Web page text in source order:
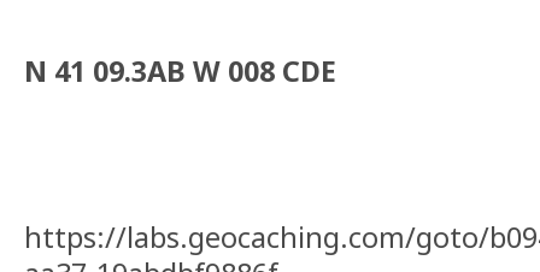
N 41 09.3AB W 008 CDE
https://labs.geocaching.com/goto/